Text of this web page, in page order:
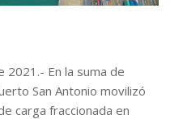
2021.- En la suma de
San Antonio movilizó
carga fraccionada en